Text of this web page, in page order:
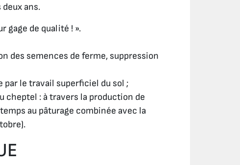
ans.
gage de qualité ! ».
des semences de ferme, suppression
le travail superficiel du sol ;
cheptel : à travers la production de
au pâturage combinée avec la